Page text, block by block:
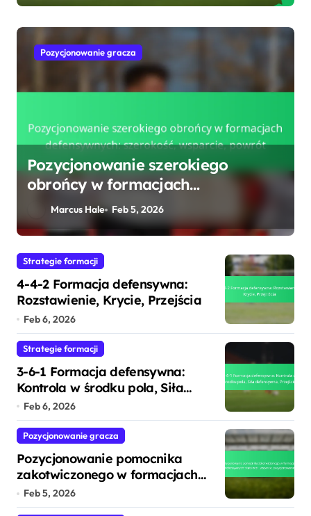
Pozycjonowanie gracza
Pozycjonowanie szerokiego
obrońcy w formacjach
defensywnych: szerokość,
wsparcie, powrót
Marcus Hale Feb 5, 2026
Strategie formacji
4-4-2 Formacja defensywna:
Rozstawienie, Krycie, Przejścia
Feb 6, 2026
Strategie formacji
3-6-1 Formacja defensywna:
Kontrola w środku pola, Siła
defensywna, Przejście
Feb 6, 2026
Pozycjonowanie gracza
Pozycjonowanie pomocnika
zakotwiczonego w formacjach
defensywnych: stabilność,
wsparcie, pozycjonowanie
Feb 5, 2026